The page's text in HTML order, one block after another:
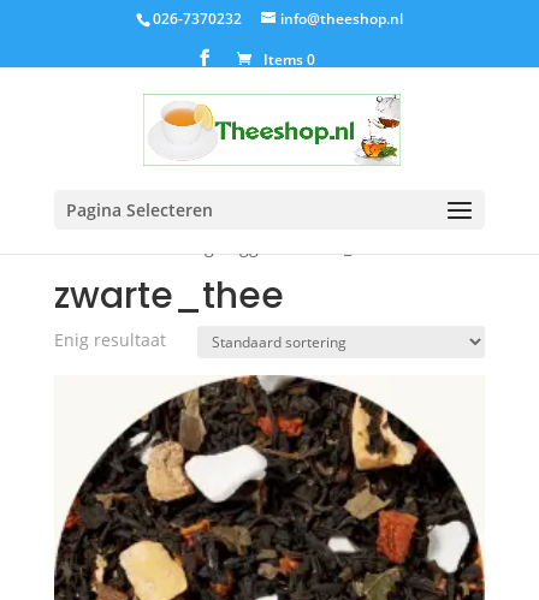
026-7370232
info@theeshop.nl
Items 0
Pagina Selecteren
zwarte_thee
Enig resultaat